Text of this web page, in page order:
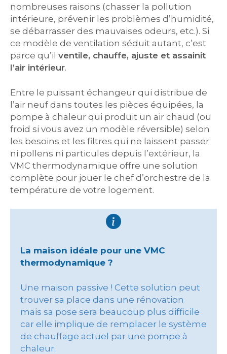
nombreuses raisons (chasser la pollution
intérieure, prévenir les problèmes d’humidité,
se débarrasser des mauvaises odeurs, etc.). Si
ce modèle de ventilation séduit autant, c’est
parce qu’il ventile, chauffe, ajuste et assainit
l’air intérieur.
Entre le puissant échangeur qui distribue de
l’air neuf dans toutes les pièces équipées, la
pompe à chaleur qui produit un air chaud (ou
froid si vous avez un modèle réversible) selon
les besoins et les filtres qui ne laissent passer
ni pollens ni particules depuis l’extérieur, la
VMC thermodynamique offre une solution
complète pour jouer le chef d’orchestre de la
température de votre logement.
La maison idéale pour une VMC
thermodynamique ?
Une maison passive ! Cette solution peut
trouver sa place dans une rénovation
mais sa pose sera beaucoup plus difficile
car elle implique de remplacer le système
de chauffage actuel par une pompe à
chaleur.